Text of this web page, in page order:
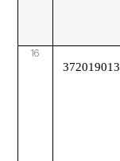
16
372019013